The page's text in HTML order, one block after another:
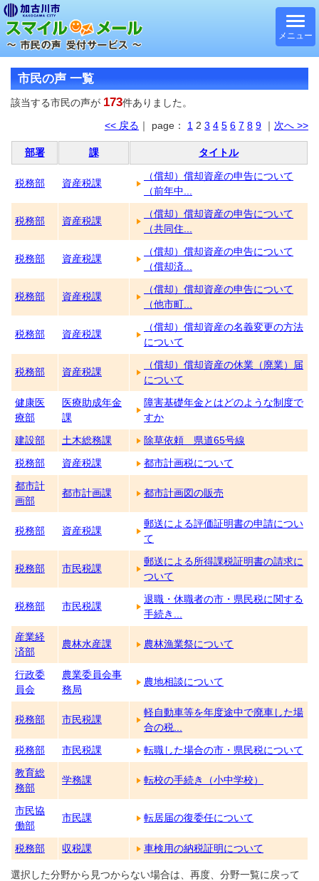
メニュー
市民の声 一覧
該当する市民の声が 173件ありました。
<< 戻る ｜ page： 1 2 3 4 5 6 7 8 9 ｜ 次へ >>
部署 課 タイトル
税務部 資産税課
（償却）償却資産の申告について
（前年中...
税務部 資産税課
（償却）償却資産の申告について
（共同住...
税務部 資産税課
（償却）償却資産の申告について
（償却済...
税務部 資産税課
（償却）償却資産の申告について
（他市町...
税務部 資産税課
（償却）償却資産の名義変更の方法
について
税務部 資産税課
（償却）償却資産の休業（廃業）届
について
健康医
療部
医療助成年金
課
障害基礎年金とはどのような制度で
すか
建設部
土木総務課
除草依頼 県道65号線
税務部
資産税課
都市計画税について
都市計
画部
都市計画課 都市計画図の販売
税務部 資産税課
郵送による評価証明書の申請につい
て
税務部 市民税課
郵送による所得課税証明書の請求に
ついて
税務部 市民税課
退職・休職者の市・県民税に関する
手続き...
産業経
済部
農林水産課 農林漁業祭について
行政委
員会
農業委員会事
務局
農地相談について
税務部 市民税課
軽自動車等を年度途中で廃車した場
合の税...
税務部
市民税課
転職した場合の市・県民税について
教育総
務部
学務課 転校の手続き（小中学校）
市民協
働部
市民課 転居届の復委任について
税務部 収税課 車検用の納税証明について
選択した分野から見つからない場合は、再度、分野一覧に戻って